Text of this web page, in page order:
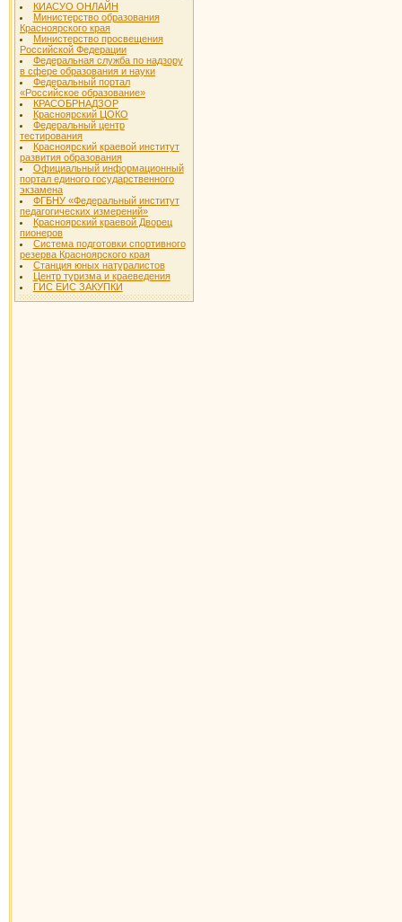
КИАСУО ОНЛАЙН
Министерство образования
Красноярского края
Министерство просвещения
Российской Федерации
Федеральная служба по надзору
в сфере образования и науки
Федеральный портал
«Российское образование»
КРАСОБРНАДЗОР
Красноярский ЦОКО
Федеральный центр
тестирования
Красноярский краевой институт
развития образования
Официальный информационный
портал единого государственного
экзамена
ФГБНУ «Федеральный институт
педагогических измерений»
Красноярский краевой Дворец
пионеров
Система подготовки спортивного
резерва Красноярского края
Станция юных натуралистов
Центр туризма и краеведения
ГИС ЕИС ЗАКУПКИ